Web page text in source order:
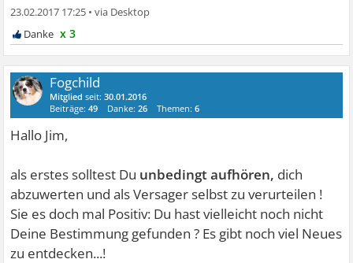
23.02.2017 17:25 •
x 3
Fogchild
Mitglied seit:30.01.2016
Beiträge:49 Danke:26 Themen:6
Hallo Jim,
als erstes solltest Du unbedingt aufhören, dich
abzuwerten und als Versager selbst zu verurteilen !
Sie es doch mal Positiv: Du hast vielleicht noch nicht
Deine Bestimmung gefunden ? Es gibt noch viel Neues
zu entdecken...!